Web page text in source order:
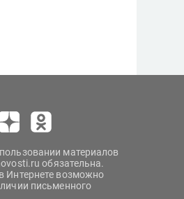
материалов
обязательна.
Интернете возможно
письменного